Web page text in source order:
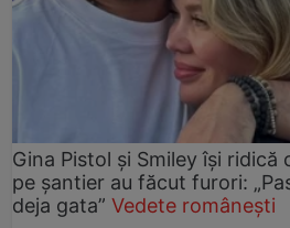
Gina Pistol și Smiley își ridică
pe șantier au făcut furori:
deja gata” Vedete românești